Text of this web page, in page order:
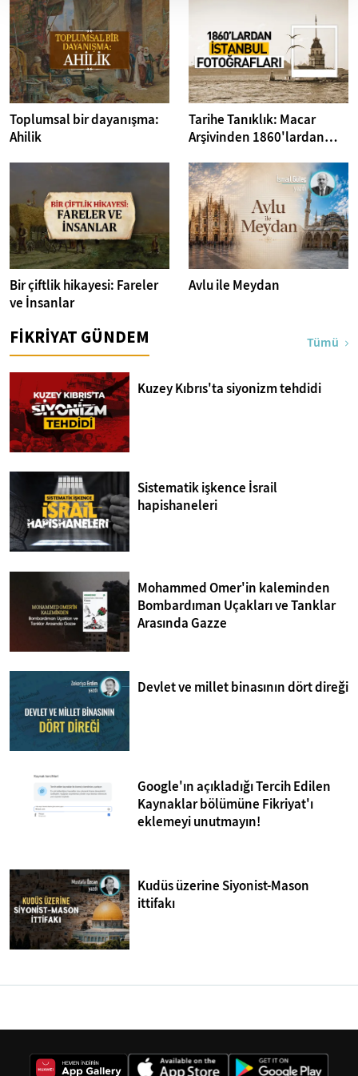
Toplumsal bir dayanışma:
Ahilik
Tarihe Tanıklık: Macar
Arşivinden 1860'lardan
Bir çiftlik hikayesi: Fareler
ve İnsanlar
Avlu ile Meydan
FİKRİYAT GÜNDEM Tümü
Kuzey Kıbrıs'ta siyonizm tehdidi
Sistematik işkence İsrail
hapishaneleri
Mohammed Omer'in kaleminden
Bombardıman Uçakları ve Tanklar
Arasında Gazze
Devlet ve millet binasının dört direği
Google'ın açıkladığı Tercih Edilen
Kaynaklar bölümüne Fikriyat'ı
eklemeyi unutmayın!
Kudüs üzerine Siyonist-Mason
ittifakı